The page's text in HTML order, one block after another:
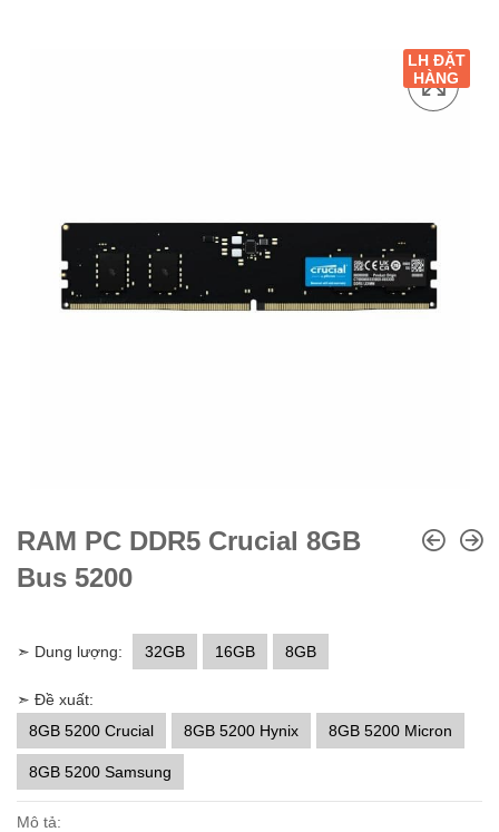
LH ĐẶT
HÀNG
RAM PC DDR5 Crucial 8GB
Bus 5200
➣ Dung lượng: 32GB 16GB 8GB
➣ Đề xuất:
8GB 5200 Crucial
8GB 5200 Hynix 8GB 5200 Micron
8GB 5200 Samsung
Mô tả: